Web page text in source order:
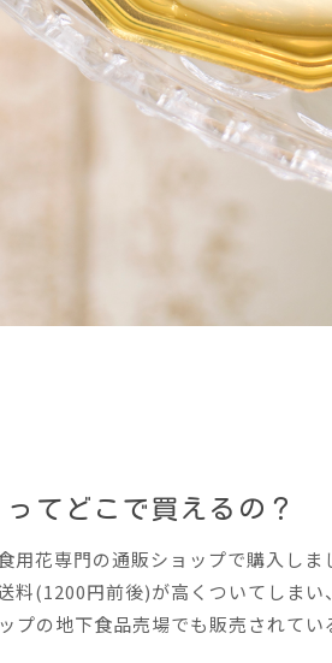
てどこで買えるの？
用花専門の通販ショップで購入し
料(1200円前後)が高くついてしまい
プの地下食品売場でも販売されて